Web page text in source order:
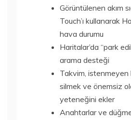
Görüntülenen akım
Touch’ı kullanarak
hava durumu
Haritalar’da “park
arama desteği
Takvim,
silmek ve önemsiz
yeteneğini ekler
Anahtarlar ve